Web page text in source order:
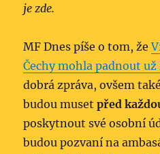
je zde.
MF Dnes píše o tom, že
Čechy mohla padnout už
dobrá zpráva, ovšem
budou musetpřed
poskytnout své osobní
budou pozvaní na